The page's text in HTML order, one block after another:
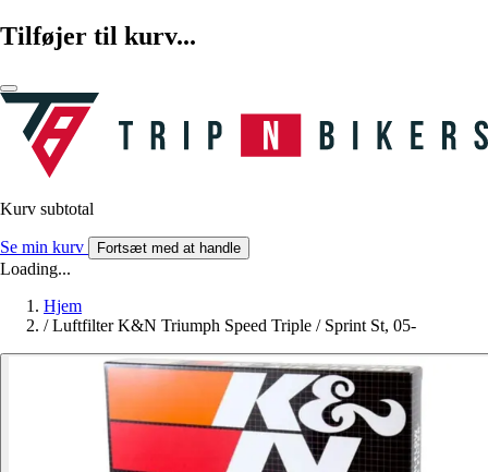
Tilføjer til kurv...
Kurv subtotal
Se min kurv Fortsæt med at handle
Loading...
Hjem
/ Luftfilter K&N Triumph Speed Triple / Sprint St, 05-